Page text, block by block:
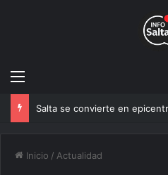
Menú
Inicio / Actualidad